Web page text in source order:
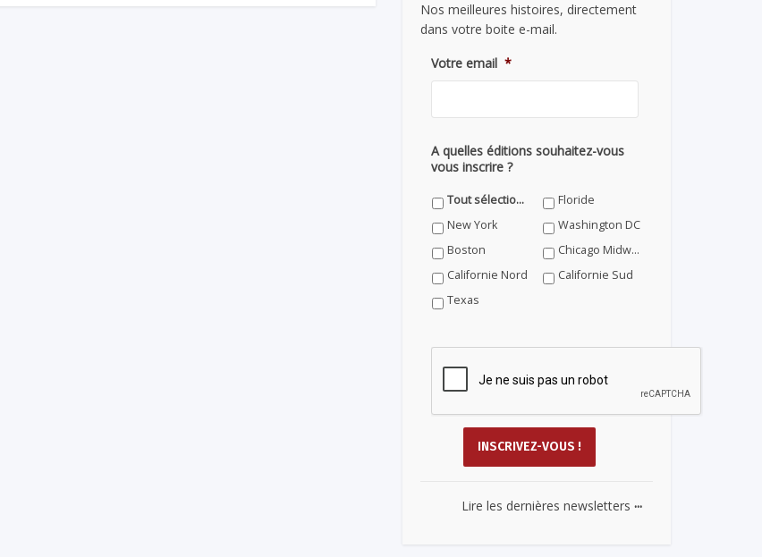
Nos meilleures histoires, directement
dans votre boite e-mail.
Votre email *
A quelles éditions souhaitez-vous
vous inscrire ?
Tout sélectionner
Floride
New York
Washington DC
Boston
Chicago Midwest
Californie Nord
Californie Sud
Texas
Lire les dernières newsletters ...